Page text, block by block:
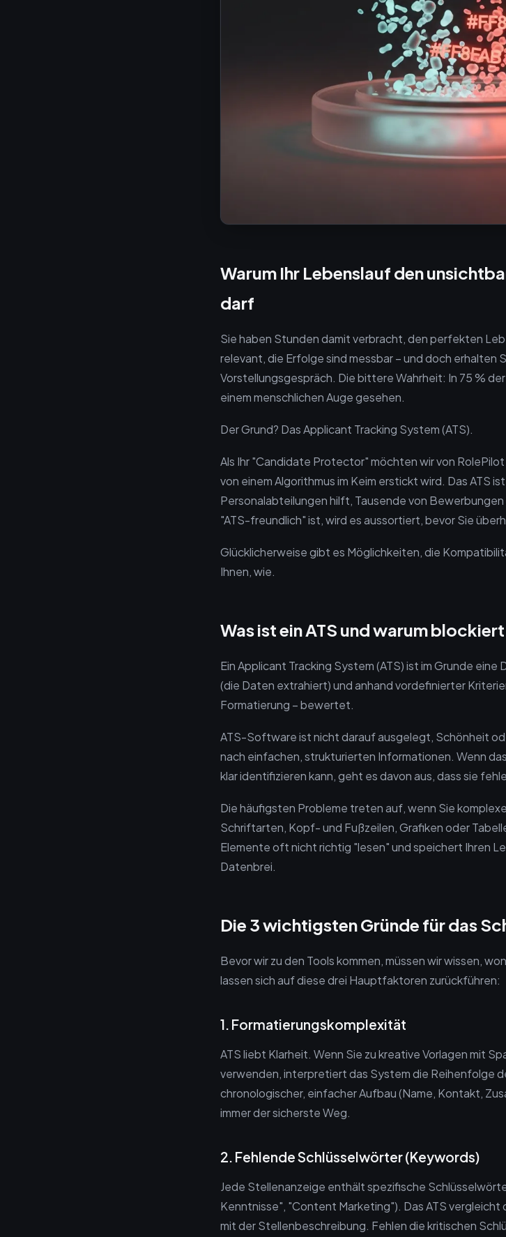
Warum Ihr Lebenslauf den
darf
Sie haben Stunden damit verbracht, den perfekten
relevant, die Erfolge sind messbar – und doch erhalten
Vorstellungsgespräch. Die bittere Wahrheit: In 75 %
einem menschlichen Auge gesehen.
Der Grund? Das Applicant Tracking System (ATS).
Als Ihr "Candidate Protector" möchten wir von
von einem Algorithmus im Keim erstickt wird. Das ATS
Personalabteilungen hilft, Tausende von
"ATS-freundlich" ist, wird es aussortiert, bevor Sie
Glücklicherweise gibt es Möglichkeiten, die
Ihnen, wie.
Was ist ein ATS und warum
Ein Applicant Tracking System (ATS) ist im Grunde
(die Daten extrahiert) und anhand vordefinierter
Formatierung – bewertet.
ATS-Software ist nicht darauf ausgelegt, Schönheit
nach einfachen, strukturierten Informationen. Wenn
klar identifizieren kann, geht es davon aus, dass sie
Die häufigsten Probleme treten auf, wenn Sie
Schriftarten, Kopf- und Fußzeilen, Grafiken oder
Elemente oft nicht richtig "lesen" und speichert Ihren
Datenbrei.
Die 3 wichtigsten Gründe für das
Bevor wir zu den Tools kommen, müssen wir wissen,
lassen sich auf diese drei Hauptfaktoren zurückführen:
1. Formatierungskomplexität
ATS liebt Klarheit. Wenn Sie zu kreative Vorlagen mit
verwenden, interpretiert das System die Reihenfolge
chronologischer, einfacher Aufbau (Name, Kontakt,
immer der sicherste Weg.
2. Fehlende Schlüsselwörter (Keywords)
Jede Stellenanzeige enthält spezifische
Kenntnisse", "Content Marketing"). Das ATS
mit der Stellenbeschreibung. Fehlen die kritischen